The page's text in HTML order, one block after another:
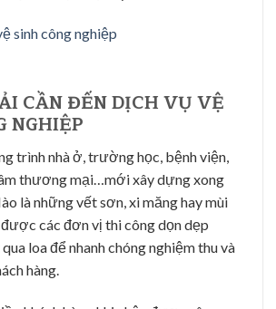
CẦN ĐẾN DỊCH VỤ VỆ
NGHIỆP
trình nhà ở, trường học, bệnh viện,
thương mại…mới xây dựng xong
là những vết sơn, xi măng hay mùi
được các đơn vị thi công dọn dẹp
loa để nhanh chóng nghiệm thu và
hàng.